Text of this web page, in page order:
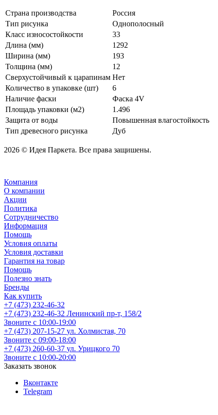
Страна производства
Россия
Тип рисунка
Однополосный
Класс износостойкости
33
Длина (мм)
1292
Ширина (мм)
193
Толщина (мм)
12
Сверхустойчивый к царапинам Нет
Количество в упаковке (шт)
6
Наличие фаски
Фаска 4V
Площадь упаковки (м2)
1.496
Защита от воды
Повышенная влагостойкость
Тип древесного рисунка
Дуб
2026 © Идея Паркета. Все права защишены.
Компания
О компании
Акции
Политика
Сотрудничество
Информация
Помощь
Условия оплаты
Условия доставки
Гарантия на товар
Помощь
Полезно знать
Бренды
Как купить
+7 (473) 232-46-32
+7 (473) 232-46-32 Ленинский пр-т, 158/2
Звоните с 10:00-19:00
+7 (473) 207-15-27 ул. Холмистая, 70
Звоните с 09:00-18:00
+7 (473) 260-60-37 ул. Урицкого 70
Звоните с 10:00-20:00
Заказать звонок
Вконтакте
Telegram